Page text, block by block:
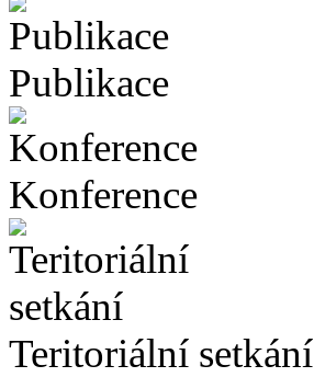
Publikace
Konference
Teritoriální setkání